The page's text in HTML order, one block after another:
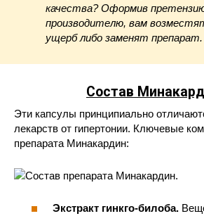
качества? Оформив
производителю, вам
ущерб либо заменят препарат.
Состав
Эти капсулы принципиально
лекарств от гипертонии. Ключевые
препарата Минакардин:
Экстракт гинкго-билоба.